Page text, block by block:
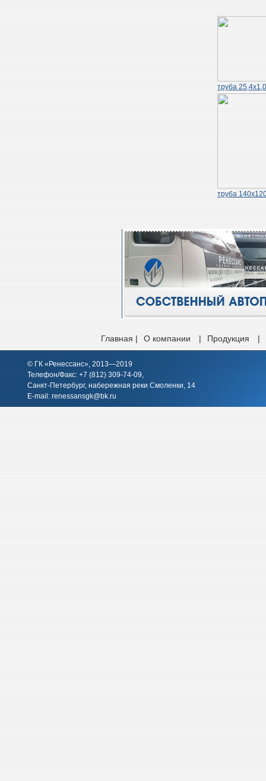
труба 25,4х1,0
труба
Главная | О компании | Продукция |
© ГК «Ренессанс», 2013—2019
Телефон/Факс: +7 (812) 309-74-09,
Санкт-Петербург, набережная реки Смоленки, 14
E-mail: renessansgk@bk.ru